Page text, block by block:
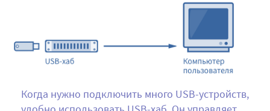
Когда нужно подключить много USB-устройств,